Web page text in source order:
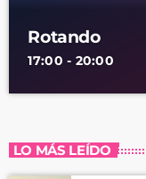
Rotando
17:00 - 20:00
LO MÁS LEÍDO